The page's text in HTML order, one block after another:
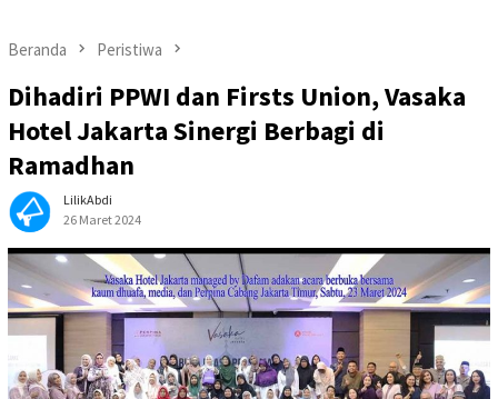
Beranda Peristiwa
Dihadiri PPWI dan Firsts Union, Vasaka
Hotel Jakarta Sinergi Berbagi di
Ramadhan
LilikAbdi
26 Maret 2024